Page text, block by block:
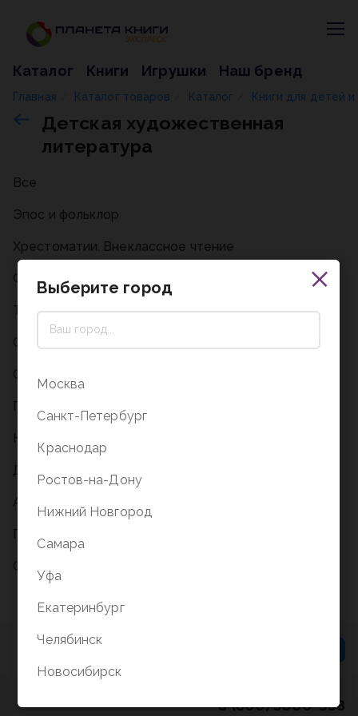
Каталог Книги Игрушки Наш бренд
Главная Каталог товаров Каталог Книги для детей
Детская художественная
литература
Все
Эпос и фольклор
Хрестоматии. Внеклассное чтение
Фантастика. Фэнтези. Ужастики
Терапевтические сказки
Стихи. Басни
Сказки
Повести и рассказы
Комиксы
Детективы
Ароматные книги
Приключения
Сентиментальная проза
8 (800) 5000-338
Выберите город
Москва
Санкт-Петербург
Краснодар
Ростов-на-Дону
Нижний Новгород
Самара
Уфа
Екатеринбург
Челябинск
Новосибирск